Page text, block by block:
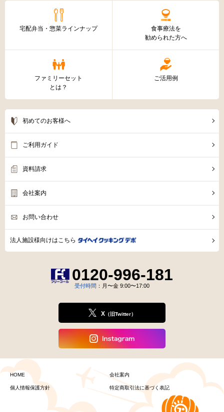
宅配弁当・惣菜ラインナップ
食事療法を
勧められた方へ
ファミリーセット
とは？
ご活用例
初めてのお客様へ
ご利用ガイド
資料請求
会社案内
お問い合わせ
法人施設様向けはこちら
0120-996-181
受付時間 ：月〜金 9:00〜17:00
X（旧Twitter）
HOME 会社案内
個人情報保護方針 特定商取引法に基づく表記